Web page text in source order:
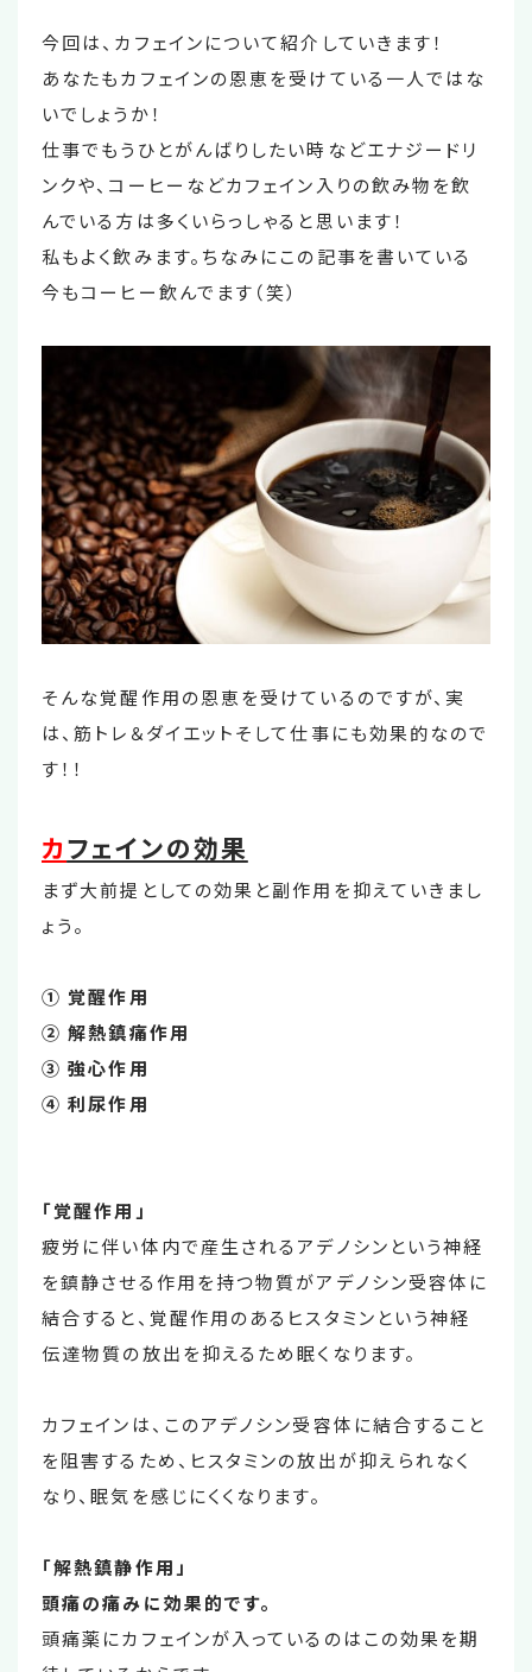
今回は、カフェインについて紹介していきます！
あなたもカフェインの恩恵を受けている一人ではな
いでしょうか！
仕事でもうひとがんばりしたい時などエナジードリ
ンクや、コーヒーなどカフェイン入りの飲み物を飲
んでいる方は多くいらっしゃると思います！
私もよく飲みます。ちなみにこの記事を書いている
今もコーヒー飲んでます（笑）
そんな覚醒作用の恩恵を受けているのですが、実
は、筋トレ＆ダイエットそして仕事にも効果的なので
す！！
カフェインの効果
まず大前提としての効果と副作用を抑えていきまし
ょう。
① 覚醒作用
② 解熱鎮痛作用
③ 強心作用
④ 利尿作用
「覚醒作用」
疲労に伴い体内で産生されるアデノシンという神経
を鎮静させる作用を持つ物質がアデノシン受容体に
結合すると、覚醒作用のあるヒスタミンという神経
伝達物質の放出を抑えるため眠くなります。
カフェインは、このアデノシン受容体に結合すること
を阻害するため、ヒスタミンの放出が抑えられなく
なり、眠気を感じにくくなります。
「解熱鎮静作用」
頭痛の痛みに効果的です。
頭痛薬にカフェインが入っているのはこの効果を期